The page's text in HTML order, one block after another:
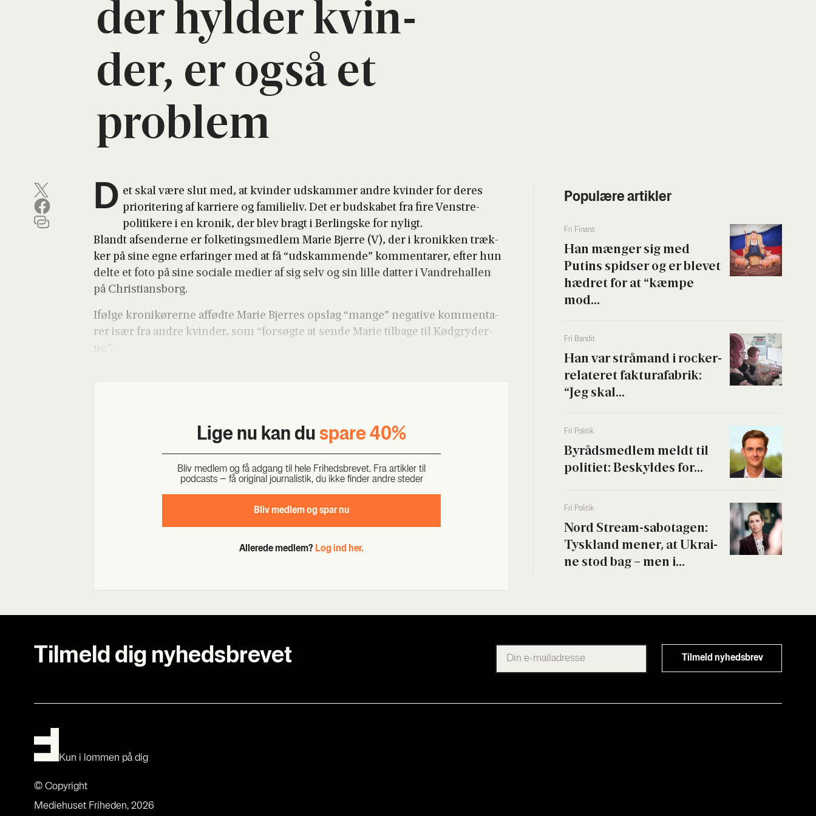
der hyl­der kvin­
der, er også et
pro­blem
D et skal være slut med, at kvin­der udskam­mer andre kvin­der for deres
pri­o­ri­te­ring af kar­ri­e­re og fami­li­e­liv. Det er bud­ska­bet fra fire Ven­stre-
poli­ti­ke­re i en kro­nik, der blev bragt i Ber­ling­s­ke for nyligt.
Blandt afsen­der­ne er fol­ke­tings­med­lem Marie Bjer­re (V), der i kro­nik­ken træk­
ker på sine egne erfa­rin­ger med at få “udskam­men­de” kom­men­ta­rer, efter hun
del­te et foto på sine soci­a­le medi­er af sig selv og sin lil­le dat­ter i Van­dre­hal­len
på Chri­sti­ans­borg.
Iføl­ge kro­ni­kø­rer­ne affød­te Marie Bjer­res opslag “man­ge” nega­ti­ve kom­men­ta­
rer især fra andre kvin­der, som “for­søg­te at sen­de Marie til­ba­ge til Kød­gry­der­
ne”.
Lige nu kan du spa­re 40%
Bliv med­lem og få adgang til hele Fri­heds­bre­vet. Fra artik­ler til
podcasts – få ori­gi­nal jour­na­li­stik, du ikke fin­der andre ste­der
Bliv med­lem og spar nu
Allerede medlem? Log ind her.
Populære artikler
Fri Finans
Han mæn­ger sig med
Putins spid­ser og er ble­vet
hædret for at “kæm­pe
mod...
Fri Ban­dit
Han var strå­mand i rock­er­
re­la­te­ret fak­tura­fa­brik:
“Jeg skal...
Fri Poli­tik
Byrå­ds­med­lem meldt til
poli­ti­et: Beskyl­des for...
Fri Poli­tik
Nord Stream-sabo­ta­gen:
Tys­kland mener, at Ukrai­
ne stod bag – men i...
Tilmeld dig nyhedsbrevet
Kun i lommen på dig
Mediehuset Friheden, 2026
© Copyright